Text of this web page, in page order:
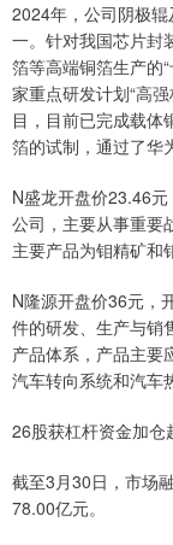
2024年，公司阴极
一。针对我国芯片封
箔等高端铜箔生产的
家重点研发计划“高
目，目前已完成载
箔的试制，通过了华
N盛龙开盘价23.46
公司，主要从事重要
主要产品为钼精矿和
N隆源开盘价36元，
件的研发、生产与销
产品体系，产品主要
汽车转向系统和汽车
26股获杠杆资金加仓
截至3月30日，市场
78.00亿元。